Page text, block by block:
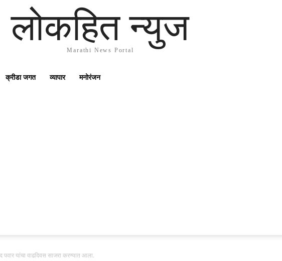
लोकहित न्युज
Marathi News Portal
क्रीडा जगत व्यापार मनोरंजन
पवार यांचा वाढदिवस साजरा करण्यात आला.